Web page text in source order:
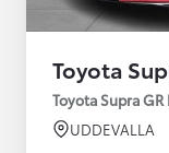
Toyota
Toyota Supra GR
UDDEVALLA